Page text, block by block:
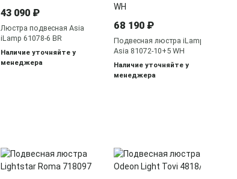
43 090 ₽
Люстра подвесная Asia
iLamp 61078-6 BR
Наличие уточняйте у
менеджера
68 190 ₽
Подвесная люстра iLamp
Asia 81072-10+5 WH
Наличие уточняйте у
менеджера